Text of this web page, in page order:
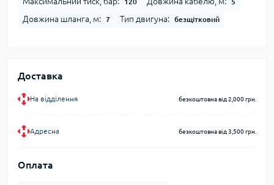
Довжина шланга, м: 7 Тип двигуна: безщітковий
Доставка
На відділення безкоштовна від 2,000 грн.
Адресна безкоштовна від 3,500 грн.
Оплата